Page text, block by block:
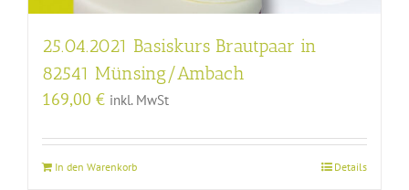
25.04.2021 Basiskurs Brautpaar in
82541 Münsing/Ambach
169,00 € inkl. MwSt
In den Warenkorb Details